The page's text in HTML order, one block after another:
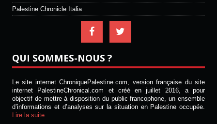
Palestine Chronicle Italia
QUI SOMMES-NOUS ?
Le site internet ChroniquePalestine.com, version française du site
internet PalestineChronical.com et créé en juillet 2016, a pour
objectif de mettre à disposition du public francophone, un ensemble
d’informations et d’analyses sur la situation en Palestine occupée.
Lire la suite